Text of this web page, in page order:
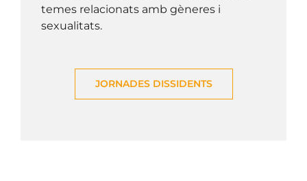
temes relacionats amb gèneres i
sexualitats.
JORNADES DISSIDENTS